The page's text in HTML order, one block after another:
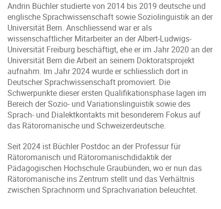
Andrin Büchler studierte von 2014 bis 2019 deutsche und
englische Sprachwissenschaft sowie Soziolinguistik an der
Universität Bern. Anschliessend war er als
wissenschaftlicher Mitarbeiter an der Albert-Ludwigs-
Universität Freiburg beschäftigt, ehe er im Jahr 2020 an der
Universität Bern die Arbeit an seinem Doktoratsprojekt
aufnahm. Im Jahr 2024 wurde er schliesslich dort in
Deutscher Sprachwissenschaft promoviert. Die
Schwerpunkte dieser ersten Qualifikationsphase lagen im
Bereich der Sozio- und Variationslinguistik sowie des
Sprach- und Dialektkontakts mit besonderem Fokus auf
das Rätoromanische und Schweizerdeutsche.
Seit 2024 ist Büchler Postdoc an der Professur für
Rätoromanisch und Rätoromanischdidaktik der
Pädagogischen Hochschule Graubünden, wo er nun das
Rätoromanische ins Zentrum stellt und das Verhältnis
zwischen Sprachnorm und Sprachvariation beleuchtet.